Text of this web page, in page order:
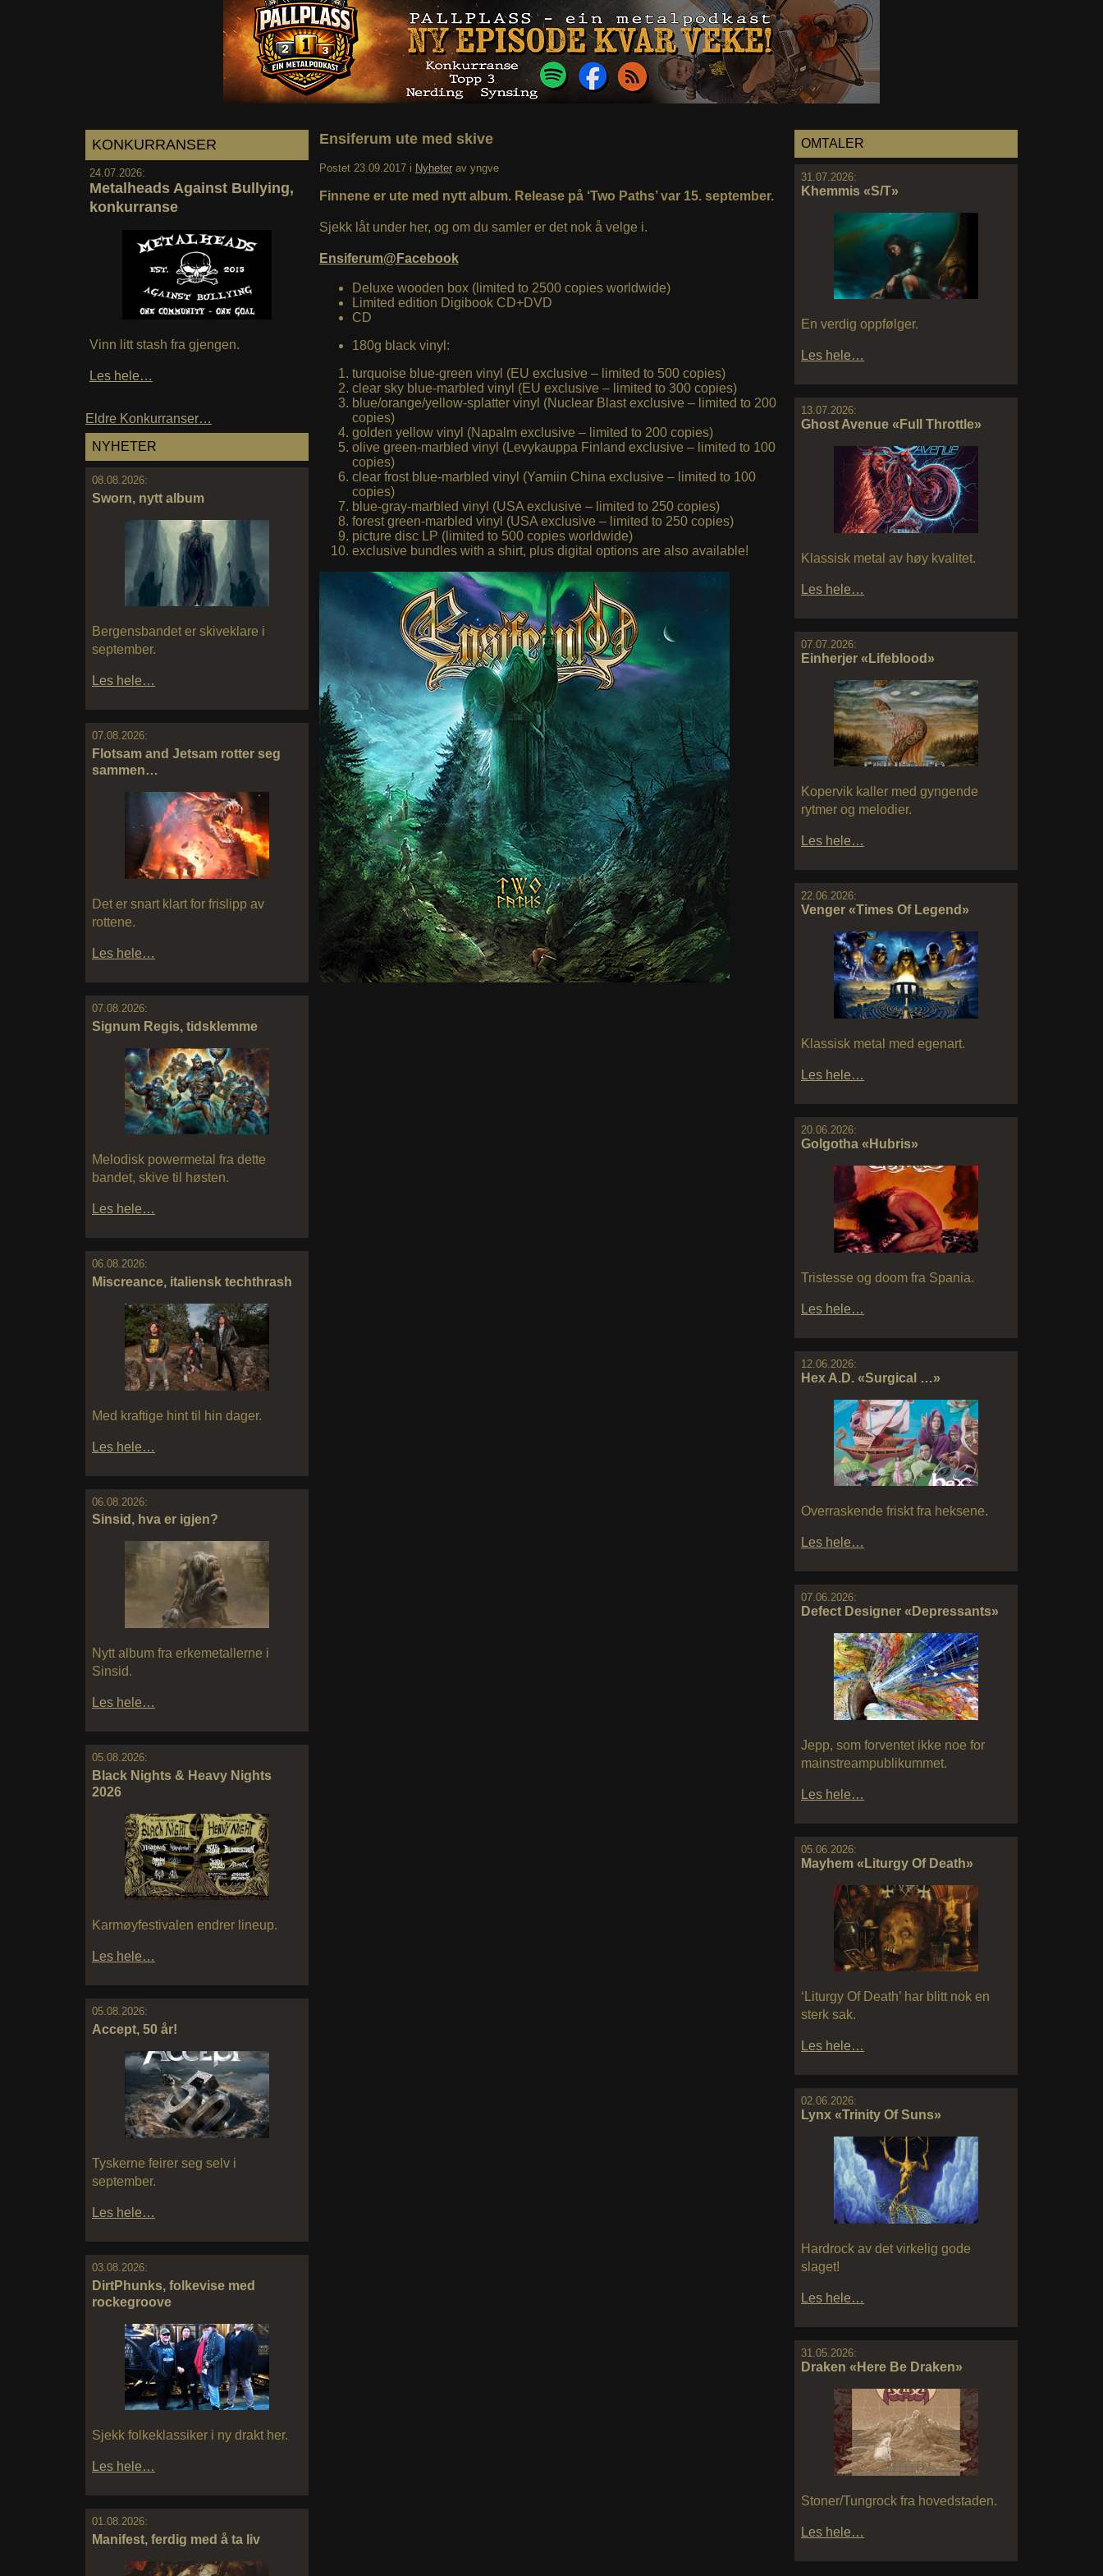
KONKURRANSER
24.07.2026:
Metalheads Against Bullying,
konkurranse
Vinn litt stash fra gjengen.
Les hele…
Eldre Konkurranser…
NYHETER
08.08.2026:
Sworn, nytt album
Bergensbandet er skiveklare i
september.
Les hele…
07.08.2026:
Flotsam and Jetsam rotter seg
sammen…
Det er snart klart for frislipp av
rottene.
Les hele…
07.08.2026:
Signum Regis, tidsklemme
Melodisk powermetal fra dette
bandet, skive til høsten.
Les hele…
06.08.2026:
Miscreance, italiensk techthrash
Med kraftige hint til hin dager.
Les hele…
06.08.2026:
Sinsid, hva er igjen?
Nytt album fra erkemetallerne i
Sinsid.
Les hele…
05.08.2026:
Black Nights & Heavy Nights
2026
Karmøyfestivalen endrer lineup.
Les hele…
05.08.2026:
Accept, 50 år!
Tyskerne feirer seg selv i
september.
Les hele…
03.08.2026:
DirtPhunks, folkevise med
rockegroove
Sjekk folkeklassiker i ny drakt her.
Les hele…
01.08.2026:
Manifest, ferdig med å ta liv
OMTALER
31.07.2026:
Khemmis «S/T»
En verdig oppfølger.
Les hele…
13.07.2026:
Ghost Avenue «Full Throttle»
Klassisk metal av høy kvalitet.
Les hele…
07.07.2026:
Einherjer «Lifeblood»
Kopervik kaller med gyngende
rytmer og melodier.
Les hele…
22.06.2026:
Venger «Times Of Legend»
Klassisk metal med egenart.
Les hele…
20.06.2026:
Golgotha «Hubris»
Tristesse og doom fra Spania.
Les hele…
12.06.2026:
Hex A.D. «Surgical …»
Overraskende friskt fra heksene.
Les hele…
07.06.2026:
Defect Designer «Depressants»
Jepp, som forventet ikke noe for
mainstreampublikummet.
Les hele…
05.06.2026:
Mayhem «Liturgy Of Death»
‘Liturgy Of Death’ har blitt nok en
sterk sak.
Les hele…
02.06.2026:
Lynx «Trinity Of Suns»
Hardrock av det virkelig gode
slaget!
Les hele…
31.05.2026:
Draken «Here Be Draken»
Stoner/Tungrock fra hovedstaden.
Les hele…
Ensiferum ute med skive
Postet 23.09.2017 i Nyheter av yngve
Finnene er ute med nytt album. Release på ‘Two Paths’ var 15. september.
Sjekk låt under her, og om du samler er det nok å velge i.
Ensiferum@Facebook
Deluxe wooden box (limited to 2500 copies worldwide)
Limited edition Digibook CD+DVD
CD
180g black vinyl:
turquoise blue-green vinyl (EU exclusive – limited to 500 copies)
clear sky blue-marbled vinyl (EU exclusive – limited to 300 copies)
blue/orange/yellow-splatter vinyl (Nuclear Blast exclusive – limited to 200
copies)
golden yellow vinyl (Napalm exclusive – limited to 200 copies)
olive green-marbled vinyl (Levykauppa Finland exclusive – limited to 100
copies)
clear frost blue-marbled vinyl (Yamiin China exclusive – limited to 100
copies)
blue-gray-marbled vinyl (USA exclusive – limited to 250 copies)
forest green-marbled vinyl (USA exclusive – limited to 250 copies)
picture disc LP (limited to 500 copies worldwide)
exclusive bundles with a shirt, plus digital options are also available!